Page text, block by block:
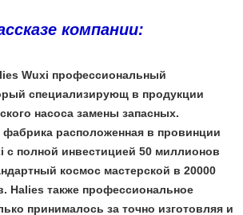
компании:
Wuxi профессиональный
специализирующ в продукции
насоса замены запасных.
расположенная в провинции
с полной инвестицией 50 миллионов
космос мастерской в 20000
Halies также профессиональное
принималось за точно изготовляя и